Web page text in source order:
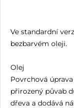
Ve standardní
bezbarvém oleji.
Olej
Povrchová
přirozený půvab
dřeva a dodává